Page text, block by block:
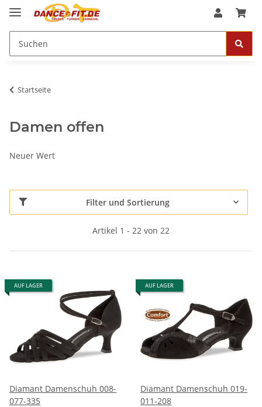
Startseite
Damen offen
Neuer Wert
Filter und Sortierung
Artikel 1 - 22 von 22
AUF LAGER
Diamant Damenschuh 008-
077-335
AUF LAGER
Diamant Damenschuh 019-
011-208